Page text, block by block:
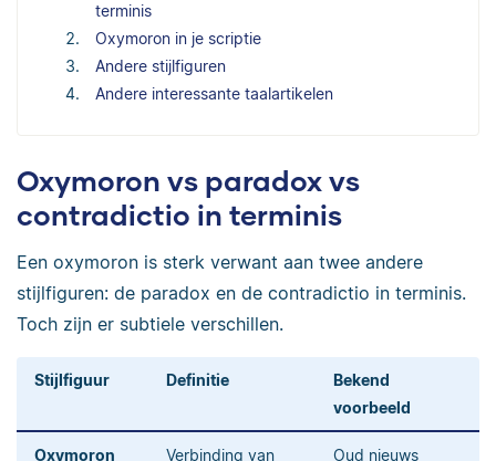
terminis
Oxymoron in je scriptie
Andere stijlfiguren
Andere interessante taalartikelen
Oxymoron vs paradox vs
contradictio in terminis
Een oxymoron is sterk verwant aan twee andere
stijlfiguren: de paradox en de contradictio in terminis.
Toch zijn er subtiele verschillen.
Stijlfiguur Definitie
Bekend
voorbeeld
Oxymoron
Verbinding van
Oud nieuws